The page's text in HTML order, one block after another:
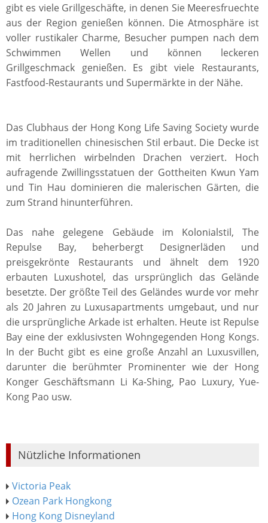
gibt es viele Grillgeschäfte, in denen Sie Meeresfruechte
aus der Region genießen können. Die Atmosphäre ist
voller rustikaler Charme, Besucher pumpen nach dem
Schwimmen Wellen und können leckeren
Grillgeschmack genießen. Es gibt viele Restaurants,
Fastfood-Restaurants und Supermärkte in der Nähe.
Das Clubhaus der Hong Kong Life Saving Society wurde
im traditionellen chinesischen Stil erbaut. Die Decke ist
mit herrlichen wirbelnden Drachen verziert. Hoch
aufragende Zwillingsstatuen der Gottheiten Kwun Yam
und Tin Hau dominieren die malerischen Gärten, die
zum Strand hinunterführen.
Das nahe gelegene Gebäude im Kolonialstil, The
Repulse Bay, beherbergt Designerläden und
preisgekrönte Restaurants und ähnelt dem 1920
erbauten Luxushotel, das ursprünglich das Gelände
besetzte. Der größte Teil des Geländes wurde vor mehr
als 20 Jahren zu Luxusapartments umgebaut, und nur
die ursprüngliche Arkade ist erhalten. Heute ist Repulse
Bay eine der exklusivsten Wohngegenden Hong Kongs.
In der Bucht gibt es eine große Anzahl an Luxusvillen,
darunter die berühmter Prominenter wie der Hong
Konger Geschäftsmann Li Ka-Shing, Pao Luxury, Yue-
Kong Pao usw.
Nützliche Informationen
Victoria Peak
Ozean Park Hongkong
Hong Kong Disneyland